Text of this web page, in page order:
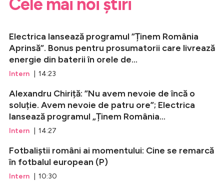
Cele mai noi știri
Electrica lansează programul ”Ținem România
Aprinsă”. Bonus pentru prosumatorii care livrează
energie din baterii în orele de...
Intern | 14:23
Alexandru Chiriță: ”Nu avem nevoie de încă o
soluție. Avem nevoie de patru ore”; Electrica
lansează programul „Ținem România...
Intern | 14:27
Fotbaliștii români ai momentului: Cine se remarcă
în fotbalul european (P)
Intern | 10:30